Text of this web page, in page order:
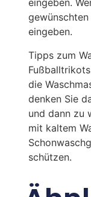
eingeben.
eingeben.
Tipps zum
die
denken Sie
und dann zu
mit kaltem
schützen.